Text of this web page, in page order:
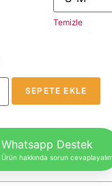
Temizle
SEPETE EKLE
Whatsapp Destek
Ürün hakkında sorun